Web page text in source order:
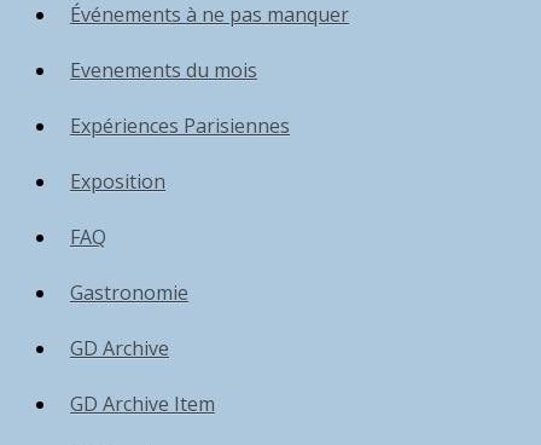
Événements à ne pas manquer
Evenements du mois
Expériences Parisiennes
Exposition
FAQ
Gastronomie
GD Archive
GD Archive Item